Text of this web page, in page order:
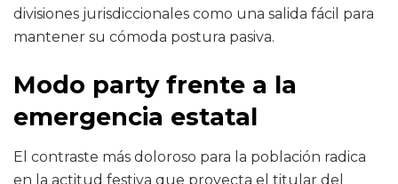
divisiones jurisdiccionales como una salida fácil para
mantener su cómoda postura pasiva.
Modo party frente a la
emergencia estatal
El contraste más doloroso para la población radica
en la actitud festiva que proyecta el titular del